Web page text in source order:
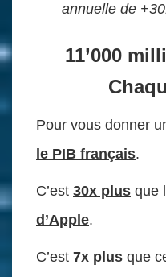
annuelle de
11’000
Pour vous donner
le PIB français.
C’est 30x plus que
d’Apple.
C’est 7x plus que